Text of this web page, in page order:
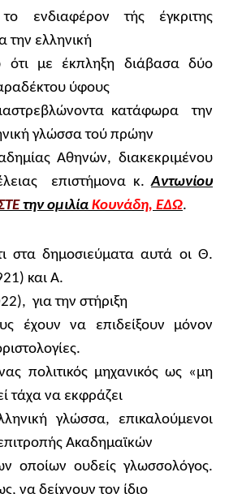
το ενδιαφέρον τής έγκριτης
την ελληνική
ότι με έκπληξη διάβασα δύο
ύφους
κατάφωρα
την
γλώσσα τού πρώην
Αθηνών, διακεκριμένου
επιστήμονα κ.Αντωνίου
την ομιλία Κουνάδη, ΕΔΩ.
στα δημοσιεύματα αυτά οι Θ.
και Α.
για την στήριξη
έχουν να επιδείξουν μόνον
πολιτικός μηχανικός ως «μη
τάχα να εκφράζει
γλώσσα, επικαλούμενοι
Ακαδημαϊκών
οποίων ουδείς γλωσσολόγος.
να δείχνουν τον ίδιο